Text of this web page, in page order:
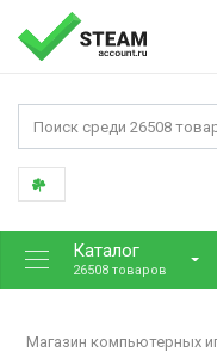
Каталог
26508 товаров
Магазин компьютерных